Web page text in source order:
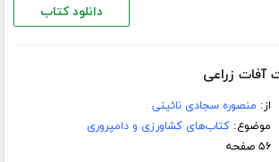
دانلود کتاب
آفات زراعی
از: منصوره سجادی نائینی
موضوع:کتاب‌های کشاورزی و دامپروری
۵۶ صفحه